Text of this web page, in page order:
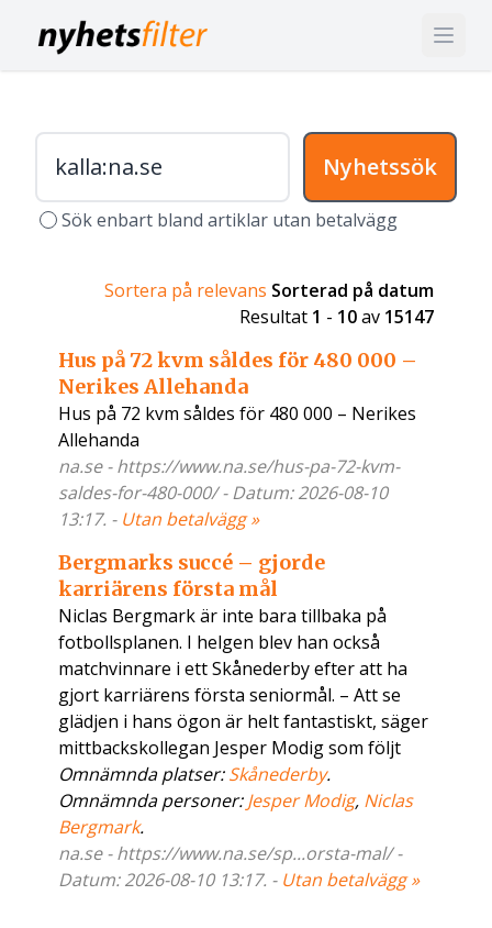
Nyhetssök
Sök enbart bland artiklar utan betalvägg
Sortera på relevans Sorterad på datum
Resultat 1 - 10av 15147
Hus på 72 kvm såldes för 480 000 –
Nerikes Allehanda
Hus på 72 kvm såldes för 480 000 – Nerikes
Allehanda
na.se - https://www.na.se/hus-pa-72-kvm-
saldes-for-480-000/ - Datum: 2026-08-10
13:17. - Utan betalvägg »
Bergmarks succé – gjorde
karriärens första mål
Niclas Bergmark är inte bara tillbaka på
fotbollsplanen. I helgen blev han också
matchvinnare i ett Skånederby efter att ha
gjort karriärens första seniormål. – Att se
glädjen i hans ögon är helt fantastiskt, säger
mittbackskollegan Jesper Modig som följt
Omnämnda platser:Skånederby.
Omnämnda personer:Jesper Modig, Niclas
Bergmark.
na.se - https://www.na.se/sp...orsta-mal/ -
Datum: 2026-08-10 13:17. - Utan betalvägg »